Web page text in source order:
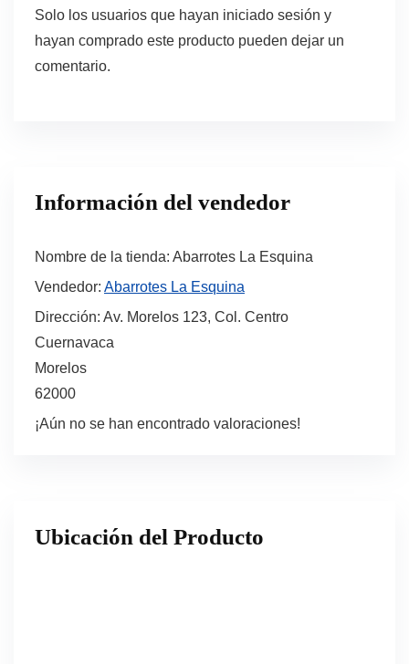
Solo los usuarios que hayan iniciado sesión y
hayan comprado este producto pueden dejar un
comentario.
Información del vendedor
Nombre de la tienda: Abarrotes La Esquina
Vendedor: Abarrotes La Esquina
Dirección: Av. Morelos 123, Col. Centro
Cuernavaca
Morelos
62000
¡Aún no se han encontrado valoraciones!
Ubicación del Producto